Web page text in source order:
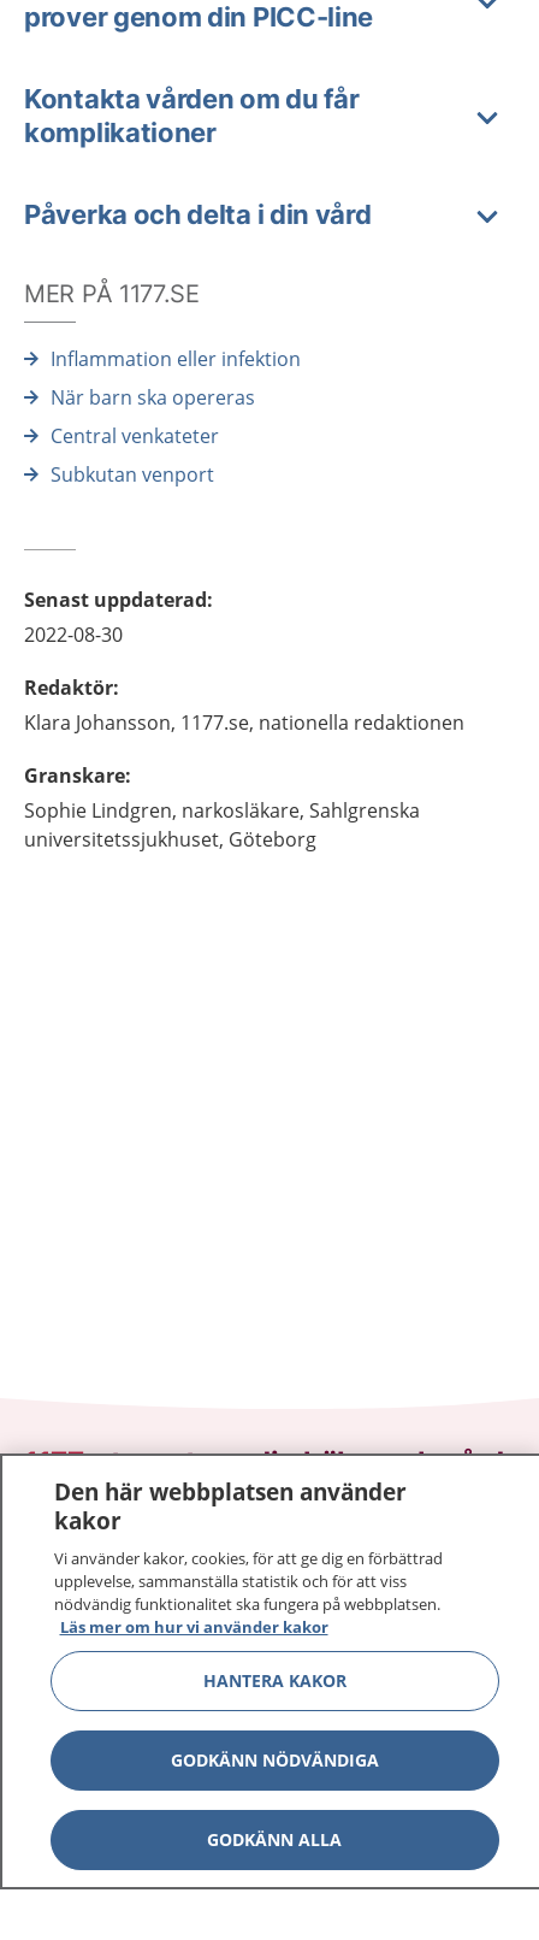
prover genom din PICC-line
Kontakta vården om du får
komplikationer
Påverka och delta i din vård
MER PÅ 1177.SE
Inflammation eller infektion
När barn ska opereras
Central venkateter
Subkutan venport
Senast uppdaterad:
2022-08-30
Redaktör:
Klara Johansson, 1177.se, nationella redaktionen
Granskare:
Sophie Lindgren, narkosläkare, Sahlgrenska
universitetssjukhuset, Göteborg
1177–tryggt om din hälsa och vård
På 1177.se får du råd om hälsa och information om
sjukdomar och vilka mottagningar du kan kontakta.
Logga in för att läsa din journal och göra dina
vårdärenden. Ring telefonnummer 1177 för
sjukvårdsrådgivning dygnet runt.
1177 ger dig råd när du vill må bättre.
1177 på flera språk Visa
Om 1177 Visa
Den här webbplatsen använder
kakor
Vi använder kakor, cookies, för att ge dig en förbättrad
upplevelse, sammanställa statistik och för att viss
nödvändig funktionalitet ska fungera på webbplatsen.
Läs mer om hur vi använder kakor
HANTERA KAKOR
GODKÄNN NÖDVÄNDIGA
GODKÄNN ALLA